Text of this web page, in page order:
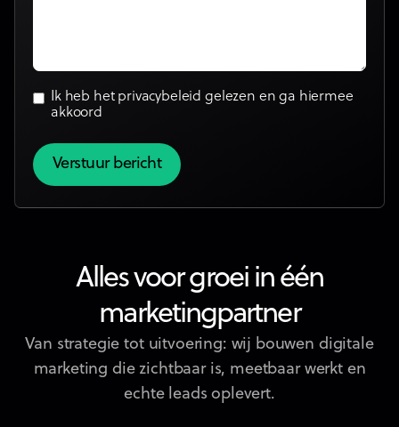
Ik heb het privacybeleid gelezen en ga hiermee
akkoord
Alles voor groei in één
marketingpartner
Van strategie tot uitvoering: wij bouwen digitale
marketing die zichtbaar is, meetbaar werkt en
echte leads oplevert.